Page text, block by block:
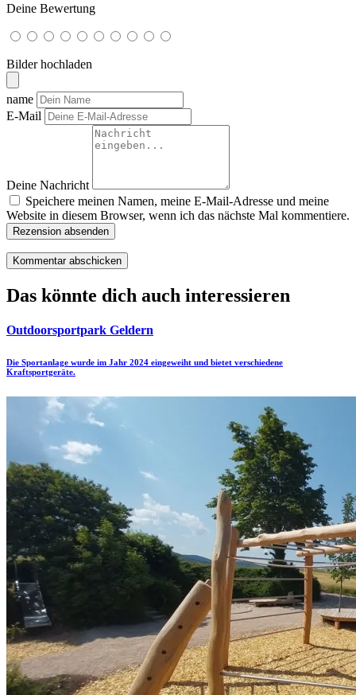
Deine Bewertung
Bilder hochladen
name
E-Mail
Deine Nachricht
Speichere meinen Namen, meine E-Mail-Adresse und meine
Website in diesem Browser, wenn ich das nächste Mal kommentiere.
Rezension absenden
Das könnte dich auch interessieren
Outdoorsportpark Geldern
Die Sportanlage wurde im Jahr 2024 eingeweiht und bietet verschiedene
Kraftsportgeräte.